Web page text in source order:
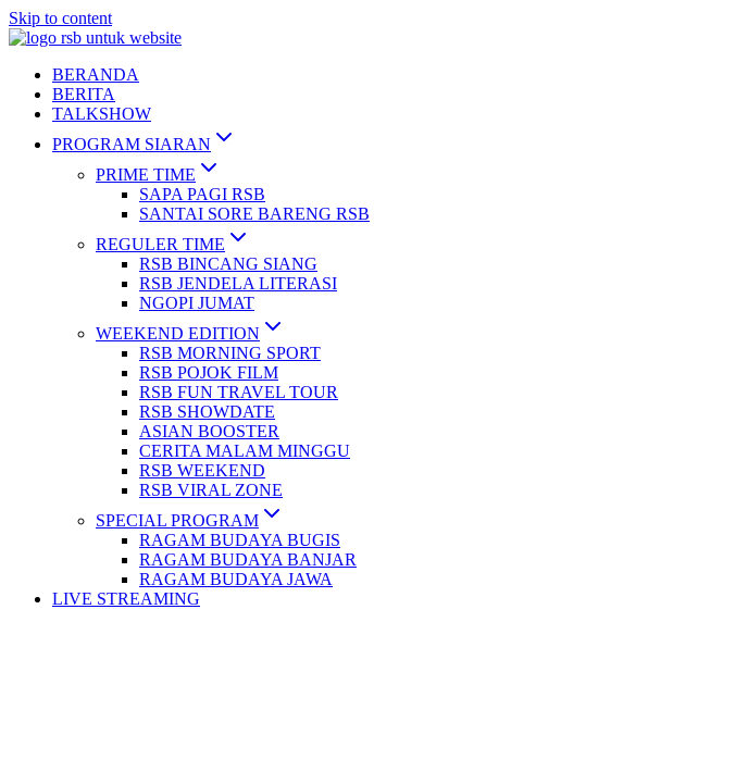
Skip to content
BERANDA
BERITA
TALKSHOW
PROGRAM SIARAN
PRIME TIME
SAPA PAGI RSB
SANTAI SORE BARENG RSB
REGULER TIME
RSB BINCANG SIANG
RSB JENDELA LITERASI
NGOPI JUMAT
WEEKEND EDITION
RSB MORNING SPORT
RSB POJOK FILM
RSB FUN TRAVEL TOUR
RSB SHOWDATE
ASIAN BOOSTER
CERITA MALAM MINGGU
RSB WEEKEND
RSB VIRAL ZONE
SPECIAL PROGRAM
RAGAM BUDAYA BUGIS
RAGAM BUDAYA BANJAR
RAGAM BUDAYA JAWA
LIVE STREAMING